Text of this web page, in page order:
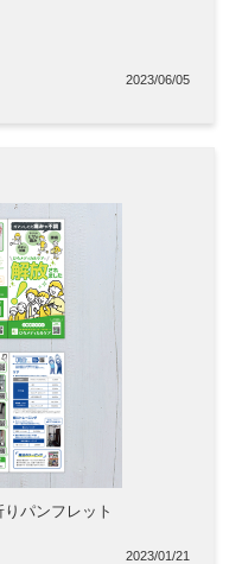
2023/06/05
パンフレット
2023/01/21